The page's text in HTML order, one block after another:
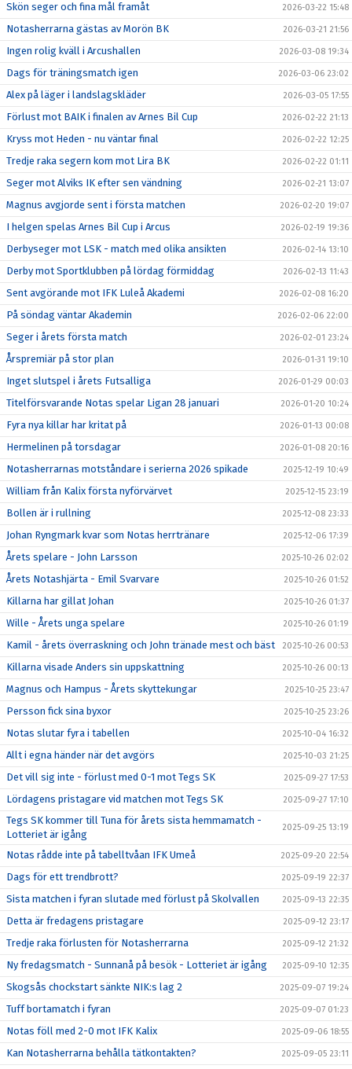
Skön seger och fina mål framåt 2026-03-22 15:48
Notasherrarna gästas av Morön BK 2026-03-21 21:56
Ingen rolig kväll i Arcushallen 2026-03-08 19:34
Dags för träningsmatch igen 2026-03-06 23:02
Alex på läger i landslagskläder 2026-03-05 17:55
Förlust mot BAIK i finalen av Arnes Bil Cup 2026-02-22 21:13
Kryss mot Heden - nu väntar final 2026-02-22 12:25
Tredje raka segern kom mot Lira BK 2026-02-22 01:11
Seger mot Alviks IK efter sen vändning 2026-02-21 13:07
Magnus avgjorde sent i första matchen 2026-02-20 19:07
I helgen spelas Arnes Bil Cup i Arcus 2026-02-19 19:36
Derbyseger mot LSK - match med olika ansikten 2026-02-14 13:10
Derby mot Sportklubben på lördag förmiddag 2026-02-13 11:43
Sent avgörande mot IFK Luleå Akademi 2026-02-08 16:20
På söndag väntar Akademin 2026-02-06 22:00
Seger i årets första match 2026-02-01 23:24
Årspremiär på stor plan 2026-01-31 19:10
Inget slutspel i årets Futsalliga 2026-01-29 00:03
Titelförsvarande Notas spelar Ligan 28 januari 2026-01-20 10:24
Fyra nya killar har kritat på 2026-01-13 00:08
Hermelinen på torsdagar 2026-01-08 20:16
Notasherrarnas motståndare i serierna 2026 spikade 2025-12-19 10:49
William från Kalix första nyförvärvet 2025-12-15 23:19
Bollen är i rullning 2025-12-08 23:33
Johan Ryngmark kvar som Notas herrtränare 2025-12-06 17:39
Årets spelare - John Larsson 2025-10-26 02:02
Årets Notashjärta - Emil Svarvare 2025-10-26 01:52
Killarna har gillat Johan 2025-10-26 01:37
Wille - Årets unga spelare 2025-10-26 01:19
Kamil - årets överraskning och John tränade mest och bäst 2025-10-26 00:53
Killarna visade Anders sin uppskattning 2025-10-26 00:13
Magnus och Hampus - Årets skyttekungar 2025-10-25 23:47
Persson fick sina byxor 2025-10-25 23:26
Notas slutar fyra i tabellen 2025-10-04 16:32
Allt i egna händer när det avgörs 2025-10-03 21:25
Det vill sig inte - förlust med 0-1 mot Tegs SK 2025-09-27 17:53
Lördagens pristagare vid matchen mot Tegs SK 2025-09-27 17:10
Tegs SK kommer till Tuna för årets sista hemmamatch -
Lotteriet är igång
2025-09-25 13:19
Notas rådde inte på tabelltvåan IFK Umeå 2025-09-20 22:54
Dags för ett trendbrott? 2025-09-19 22:37
Sista matchen i fyran slutade med förlust på Skolvallen 2025-09-13 22:35
Detta är fredagens pristagare 2025-09-12 23:17
Tredje raka förlusten för Notasherrarna 2025-09-12 21:32
Ny fredagsmatch - Sunnanå på besök - Lotteriet är igång 2025-09-10 12:35
Skogsås chockstart sänkte NIK:s lag 2 2025-09-07 19:24
Tuff bortamatch i fyran 2025-09-07 01:23
Notas föll med 2-0 mot IFK Kalix 2025-09-06 18:55
Kan Notasherrarna behålla tätkontakten? 2025-09-05 23:11